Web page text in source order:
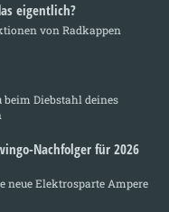
eigentlich?
von Radkappen
beim Diebstahl deines
Nachfolger für 2026
neue Elektrosparte Ampere